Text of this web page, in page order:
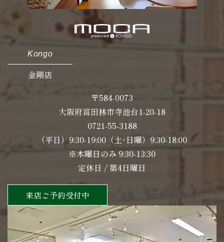
Kongo
金剛店
〒584-0073
大阪府富田林市寺池台1-20-18
0721-55-3188
（平日）9:30-19:00（土･日曜）9:30-18:00
※木曜日のみ 9:30-13:30
定休日 / 第4日曜日
来店ご予約受付中